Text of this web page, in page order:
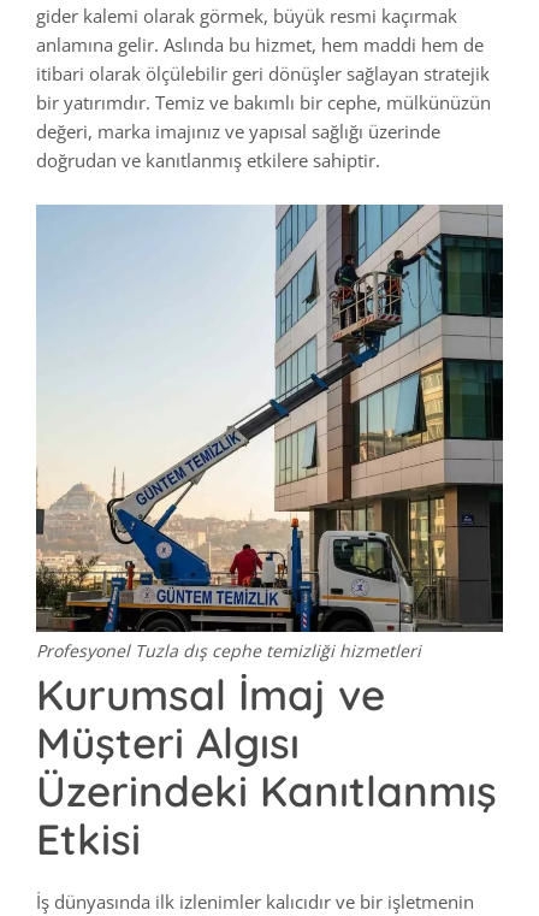
gider kalemi olarak görmek, büyük resmi kaçırmak
anlamına gelir. Aslında bu hizmet, hem maddi hem de
itibari olarak ölçülebilir geri dönüşler sağlayan stratejik
bir yatırımdır. Temiz ve bakımlı bir cephe, mülkünüzün
değeri, marka imajınız ve yapısal sağlığı üzerinde
doğrudan ve kanıtlanmış etkilere sahiptir.
Profesyonel Tuzla dış cephe temizliği hizmetleri
Kurumsal İmaj ve
Müşteri Algısı
Üzerindeki Kanıtlanmış
Etkisi
İş dünyasında ilk izlenimler kalıcıdır ve bir işletmenin